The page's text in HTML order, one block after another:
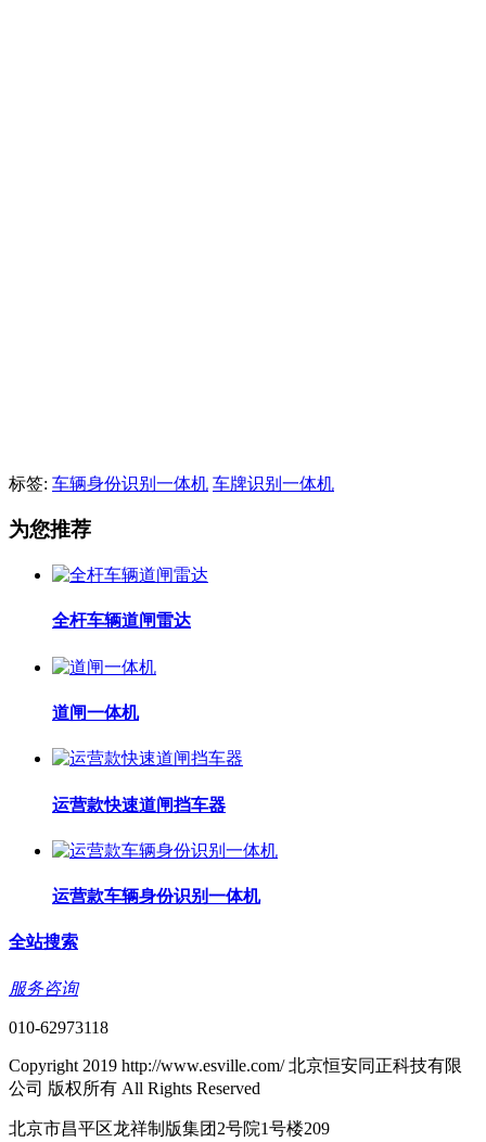
标签: 车辆身份识别一体机 车牌识别一体机
为您推荐
全杆车辆道闸雷达
道闸一体机
运营款快速道闸挡车器
运营款车辆身份识别一体机
全站搜索
服务咨询
010-62973118
Copyright 2019 http://www.esville.com/ 北京恒安同正科技有限
公司 版权所有 All Rights Reserved
北京市昌平区龙祥制版集团2号院1号楼209